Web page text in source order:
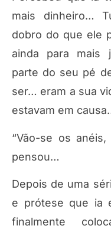
mais dinheiro…
dobro do que ele
ainda para mais
parte do seu pé
ser… eram a sua
estavam em
“Vão-se os
pensou…
Depois de uma
e prótese que ia
finalmente